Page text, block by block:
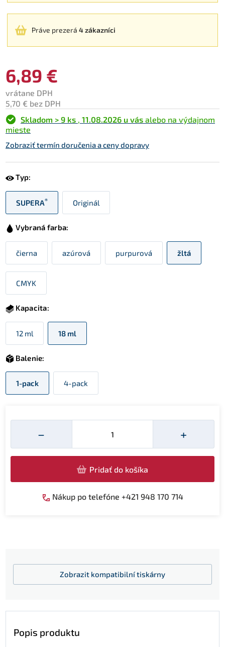
Práve prezerá 4 zákazníci
6,89 €
vrátane DPH
5,70 € bez DPH
Skladom > 9 ks , 11.08.2026 u vás alebo na výdajnom
mieste
Zobraziť termín doručenia a ceny dopravy
Typ:
SUPERA® Originál
Vybraná farba:
čierna azúrová purpurová žltá
CMYK
Kapacita:
12 ml 18 ml
Balenie:
1-pack 4-pack
−
Množství
+
Pridať do košíka
Nákup po telefóne +421 948 170 714
Zobrazit kompatibilní tiskárny
Popis produktu